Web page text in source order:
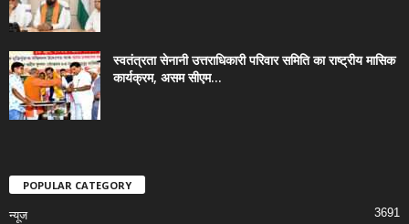
स्वतंत्रता सेनानी उत्तराधिकारी परिवार समिति का राष्ट्रीय मासिक
कार्यक्रम, असम सीएम...
POPULAR CATEGORY
न्यूज 3691